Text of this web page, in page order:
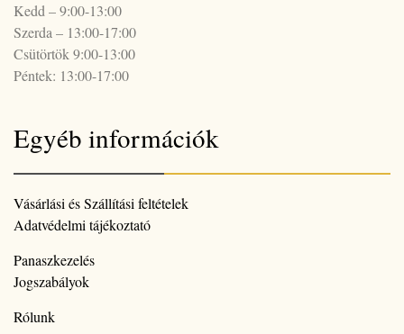
Kedd – 9:00-13:00
Szerda – 13:00-17:00
Csütörtök 9:00-13:00
Péntek: 13:00-17:00
Egyéb információk
Vásárlási és Szállítási feltételek
Adatvédelmi tájékoztató
Panaszkezelés
Jogszabályok
Rólunk